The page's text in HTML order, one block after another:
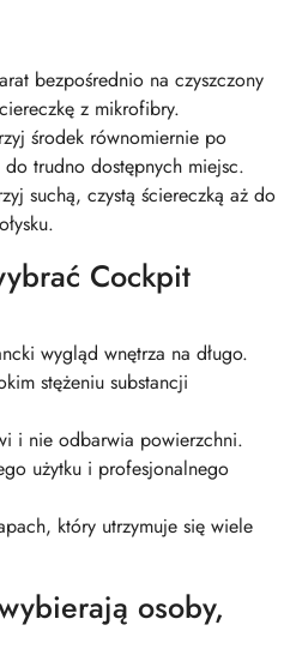
bezpośrednio na czyszczony
z mikrofibry.
środek równomiernie po
trudno dostępnych miejsc.
suchą, czystą ściereczką aż do
Cockpit
wygląd wnętrza na długo.
stężeniu substancji
i nie odbarwia powierzchni.
użytku i profesjonalnego
który utrzymuje się wiele
osoby,